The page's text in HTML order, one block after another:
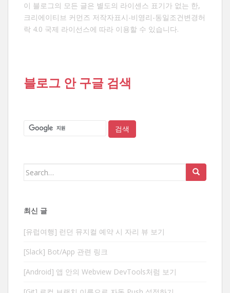
이 블로그의 모든 글은 별도의 라이센스 표기가 없는 한,
크리에이티브 커먼즈 저작자표시-비영리-동일조건변경허
락 4.0 국제 라이선스에 따라 이용할 수 있습니다.
블로그 안 구글 검색
Search
최신 글
[유럽여행] 런던 뮤지컬 예약 시 자리 뷰 보기
[Slack] Bot/App 관련 링크
[Android] 앱 안의 Webview DevTools처럼 보기